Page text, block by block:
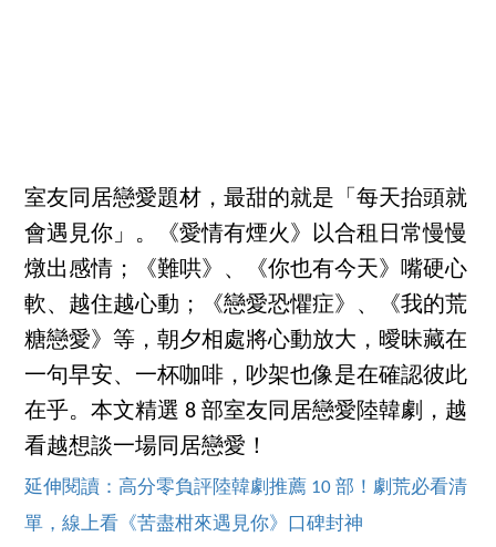
室友同居戀愛題材，最甜的就是「每天抬頭就
會遇見你」。《愛情有煙火》以合租日常慢慢
燉出感情；《難哄》、《你也有今天》嘴硬心
軟、越住越心動；《戀愛恐懼症》、《我的荒
糖戀愛》等，朝夕相處將心動放大，曖昧藏在
一句早安、一杯咖啡，吵架也像是在確認彼此
在乎。本文精選 8 部室友同居戀愛陸韓劇，越
看越想談一場同居戀愛！
延伸閱讀：高分零負評陸韓劇推薦 10 部！劇荒必看清
單，線上看《苦盡柑來遇見你》口碑封神